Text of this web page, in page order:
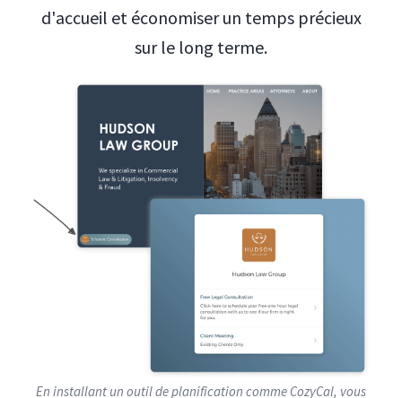
d'accueil et économiser un temps précieux
sur le long terme.
En installant un outil de planification comme CozyCal, vous